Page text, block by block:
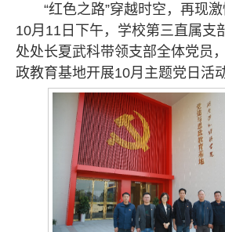
“红色之路”穿越时空，再现激
10月11日下午，学校第三直属支
处处长夏武科带领支部全体党员
政教育基地开展10月主题党日活动